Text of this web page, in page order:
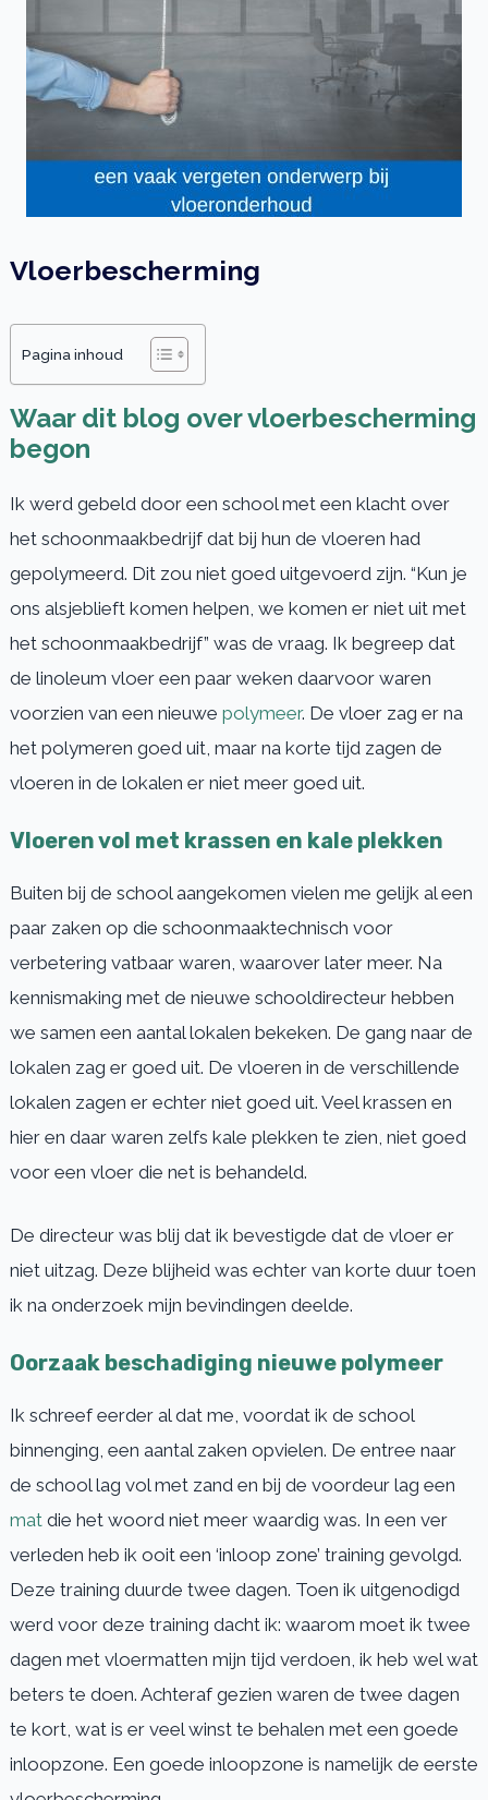
Vloerbescherming
Pagina inhoud
Waar dit blog over vloerbescherming
begon
Ik werd gebeld door een school met een klacht over
het schoonmaakbedrijf dat bij hun de vloeren had
gepolymeerd. Dit zou niet goed uitgevoerd zijn. “Kun je
ons alsjeblieft komen helpen, we komen er niet uit met
het schoonmaakbedrijf” was de vraag. Ik begreep dat
de linoleum vloer een paar weken daarvoor waren
voorzien van een nieuwe polymeer. De vloer zag er na
het polymeren goed uit, maar na korte tijd zagen de
vloeren in de lokalen er niet meer goed uit.
Vloeren vol met krassen en kale plekken
Buiten bij de school aangekomen vielen me gelijk al een
paar zaken op die schoonmaaktechnisch voor
verbetering vatbaar waren, waarover later meer. Na
kennismaking met de nieuwe schooldirecteur hebben
we samen een aantal lokalen bekeken. De gang naar de
lokalen zag er goed uit. De vloeren in de verschillende
lokalen zagen er echter niet goed uit. Veel krassen en
hier en daar waren zelfs kale plekken te zien, niet goed
voor een vloer die net is behandeld.
De directeur was blij dat ik bevestigde dat de vloer er
niet uitzag. Deze blijheid was echter van korte duur toen
ik na onderzoek mijn bevindingen deelde.
Oorzaak beschadiging nieuwe polymeer
Ik schreef eerder al dat me, voordat ik de school
binnenging, een aantal zaken opvielen. De entree naar
de school lag vol met zand en bij de voordeur lag een
matdie het woord niet meer waardig was. In een ver
verleden heb ik ooit een ‘inloop zone’ training gevolgd.
Deze training duurde twee dagen. Toen ik uitgenodigd
werd voor deze training dacht ik: waarom moet ik twee
dagen met vloermatten mijn tijd verdoen, ik heb wel wat
beters te doen. Achteraf gezien waren de twee dagen
te kort, wat is er veel winst te behalen met een goede
inloopzone. Een goede inloopzone is namelijk de eerste